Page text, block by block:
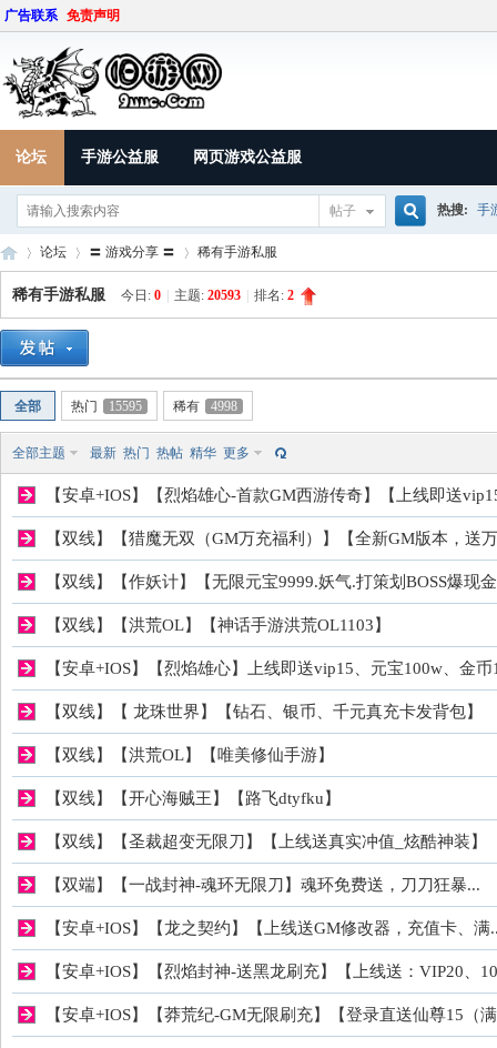
广告联系 免责声明
论坛 手游公益服 网页游戏公益服
帖子 热搜: 手
9U»
论坛
›
〓 游戏分享 〓 稀有手游私服
稀有手游私服 今日: 0 主题: 20593 排名: 2
全部 热门 15595 稀有 4998
全部主题 最新 热门 热帖 精华 更多
【安卓+IOS】【烈焰雄心-首款GM西游传奇】【上线即送
【双线】【猎魔无双（GM万充福利）】【全新GM版本，送
【双线】【作妖计】【无限元宝9999.妖气.打策划BOSS爆现
【双线】【洪荒OL】【神话手游洪荒OL1103】
【安卓+IOS】【烈焰雄心】上线即送vip15、元宝100w、金币
【双线】【 龙珠世界】【钻石、银币、千元真充卡发背包】
【双线】【洪荒OL】【唯美修仙手游】
【双线】【开心海贼王】【路飞dtyfku】
【双线】【圣裁超变无限刀】【上线送真实冲值_炫酷神装】
【双端】【一战封神-魂环无限刀】魂环免费送，刀刀狂暴...
【安卓+IOS】【龙之契约】【上线送GM修改器，充值卡、满
【安卓+IOS】【烈焰封神-送黑龙刷充】【上线送：VIP20、
【安卓+IOS】【莽荒纪-GM无限刷充】【登录直送仙尊15（